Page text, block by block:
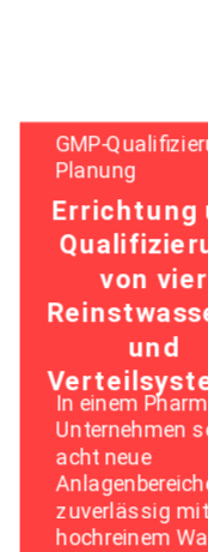
GMP-
Planung
Errichtung
von vier
und
In einem
Unternehmen
acht neue
zuverlässig mit
hochreinem